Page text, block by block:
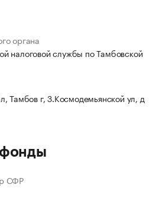
органа
налоговой службы по Тамбовской
Тамбов г, З.Космодемьянской ул, д
СФР